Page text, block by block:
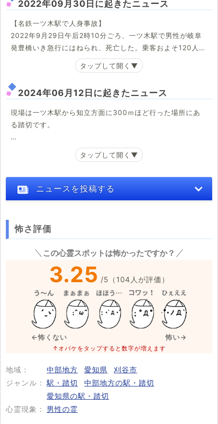
通過しようとした豊橋行きの急行列車に女性がはねられ、
その場で死亡が確認されました。男性運転士(34)は「線路
上にうつ伏せになっていた人影を発見した」と話してい
て、乗客と乗員およそ80人にケガはありませんでした。
女性のものとみられるカバンが見つかり、所持品などから
べています。この事故の影響で、名鉄名古屋本線は新安城
(東海テレビ 2022/9/25(日) 12:59配信)
2022年09月30日に起きたニュース
【名鉄一ツ木駅で人身事故】
2022年9月29日午后2時10分ごろ、一ツ木駅で男性が岐阜
発豊橋いき急行にはねられ、死亡した。乗客およそ120人に
刈谷警察署によると、33才の男性運転士がホームの線路上
におる男性をみつけた。
(中日新聞： 2022年9月30日)
2024年06月12日に起きたニュース
現場は一ツ木駅から知立方面に300ｍほど行った場所にあ
る踏切です。
【手押し車の80代女性が踏切内で急行列車にはねられ死
亡 名鉄名古屋本線 愛知・刈谷市】
いた82歳の女性が列車にはねられ死亡しました。
ました。女性は近くに住むｘｘｘｘさん(82)で、現場で死
せんでした。
ｘｘさんは手押し車を押しながら、踏切内に入ったとこ
ろ、遮断機が下りたとみられています。この事故の影響
で、名鉄名古屋本線の新安城駅から豊明駅間の上下線は、
一時、運転を見合わせましたが、午前10時前運転を再開し
ています。
(名古屋テレビ 2024/6/12(水) 9:50配信)
ニュースを投稿する
※心霊体験談や怖い話はコメント欄での投稿をお願いします。
※事件・事故が起きた日付
投稿する
怖さ評価
この心霊スポットは怖かったですか？
3.25 /5 （ 104 人が評価）
←怖くない 怖い→
↑オバケをタップすると数字が増えます
地域： 中部地方 愛知県
刈谷市
ジャンル： 駅・踏切
中部地方の駅・踏切
愛知県の駅・踏切
心霊現象：
男性の霊